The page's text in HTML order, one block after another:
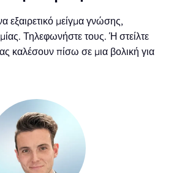
εξαιρετικό μείγμα γνώσης,
Τηλεφωνήστε τους. Ή στείλτε
καλέσουν πίσω σε μια βολική για